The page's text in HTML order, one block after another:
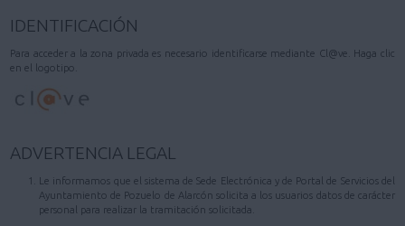
MI CARPETA
INFORMACIÓN MUNICIPAL
AYUDA
IDENTIFICACIÓN
Para acceder a la zona privada es necesario identificarse mediante Cl@ve. Haga clic
en el logotipo.
ADVERTENCIA LEGAL
Le informamos que el sistema de Sede Electrónica y de Portal de Servicios del
Ayuntamiento de Pozuelo de Alarcón solicita a los usuarios datos de carácter
personal para realizar la tramitación solicitada.